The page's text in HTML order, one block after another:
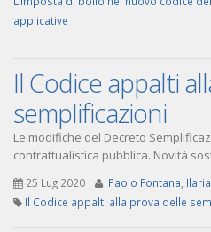
applicative
Il Codice appalti
semplificazioni
Le modifiche del Decreto
contrattualistica pubblica. Novità
25 Lug 2020 Paolo Fontana
Il Codice appalti alla prova delle